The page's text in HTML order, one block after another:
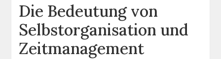
Die Bedeutung von
Selbstorganisation und
Zeitmanagement